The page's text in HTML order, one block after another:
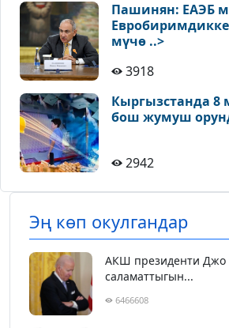
Пашинян: ЕАЭБ
мүчө ..>
3918
Кыргызстанда
бош жумуш
2942
Эң көп окулгандар
АКШ президенти Джо
саламаттыгын...
6466608